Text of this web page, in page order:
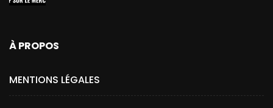
À PROPOS
MENTIONS LÉGALES